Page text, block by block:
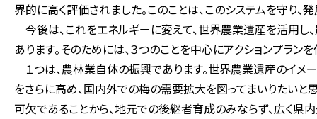
界的に高く評価されました。このことは、このシステムを守り
今後は、これをエネルギーに変えて、世界農業遺産を活用し
あります。そのためには、３つのことを中心にアクションプラ
１つは、農林業自体の振興であります。世界農業遺産のイ
をさらに高め、国内外での梅の需要拡大を図ってまいりたいと
可欠であることから、地元での後継者育成のみならず、広く